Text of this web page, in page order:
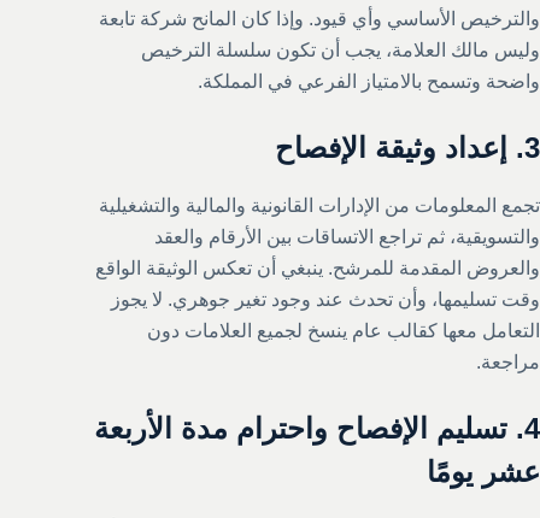
والترخيص الأساسي وأي قيود. وإذا كان المانح شركة تابعة
وليس مالك العلامة، يجب أن تكون سلسلة الترخيص
واضحة وتسمح بالامتياز الفرعي في المملكة.
3. إعداد وثيقة الإفصاح
تجمع المعلومات من الإدارات القانونية والمالية والتشغيلية
والتسويقية، ثم تراجع الاتساقات بين الأرقام والعقد
والعروض المقدمة للمرشح. ينبغي أن تعكس الوثيقة الواقع
وقت تسليمها، وأن تحدث عند وجود تغير جوهري. لا يجوز
التعامل معها كقالب عام ينسخ لجميع العلامات دون
مراجعة.
4. تسليم الإفصاح واحترام مدة الأربعة
عشر يومًا